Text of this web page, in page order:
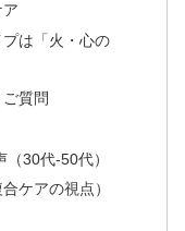
は「火・心の
質問
30代-50代）
ケアの視点）